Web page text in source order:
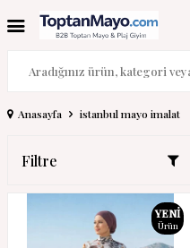
Anasayfa istanbul mayo imalat
Filtre
YENI
Ürün